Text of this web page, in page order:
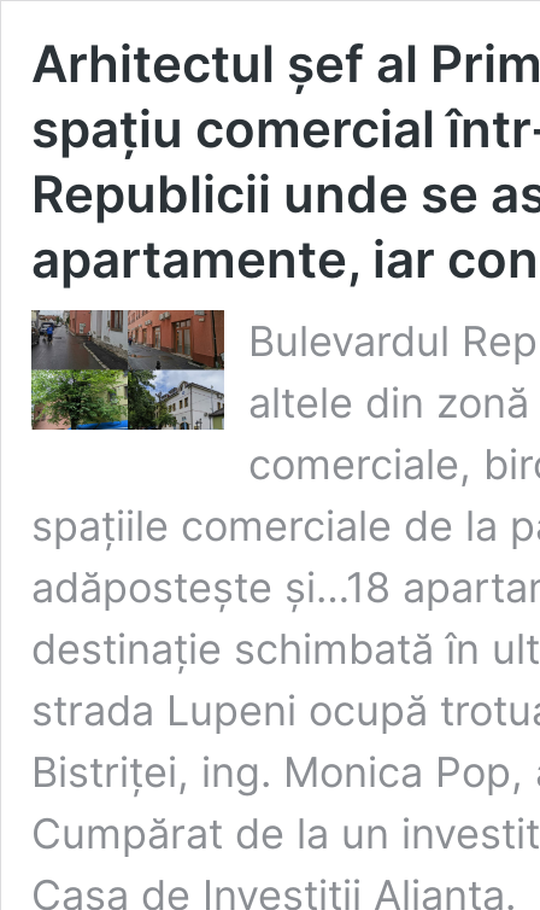
Arhitectul șef al
spațiu comercial
Republicii unde se
apartamente, iar
Bulevardul
altele din
comerciale,
spațiile comerciale de la
adăpostește și…18
destinație schimbată în
strada Lupeni ocupă
Bistriței, ing. Monica
Cumpărat de la un
Casa de Investiții Alianța.